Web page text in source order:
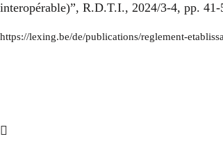
interopérable)”, R.D.T.I., 2024/3-4, pp. 41-
https://lexing.be/de/publications/reglement-